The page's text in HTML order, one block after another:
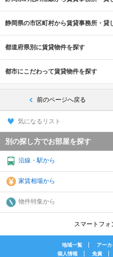
静岡県の市区町村から賃貸事務所・貸
都道府県別に賃貸物件を探す
都市にこだわって賃貸物件を探す
前のページへ戻る
気になるリスト
別の探し方でお部屋を探す
沿線・駅から
家賃相場から
物件特集から
スマートフォ
地域一覧 アー
個人情報
免責